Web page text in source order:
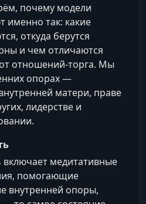
почему модели
именно так: какие
откуда берутся
и чем отличаются
отношений-торга. Мы
опорах —
матери, праве
лидерстве и
включает медитативные
помогающие
внутренней опоры,